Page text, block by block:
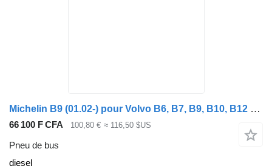
Michelin B9 (01.02-) pour Volvo B6, B7, B9, B10, B12 bus (1978-2011)
66 100 F CFA 100,80 € ≈ 116,50 $US
Pneu de bus
diesel